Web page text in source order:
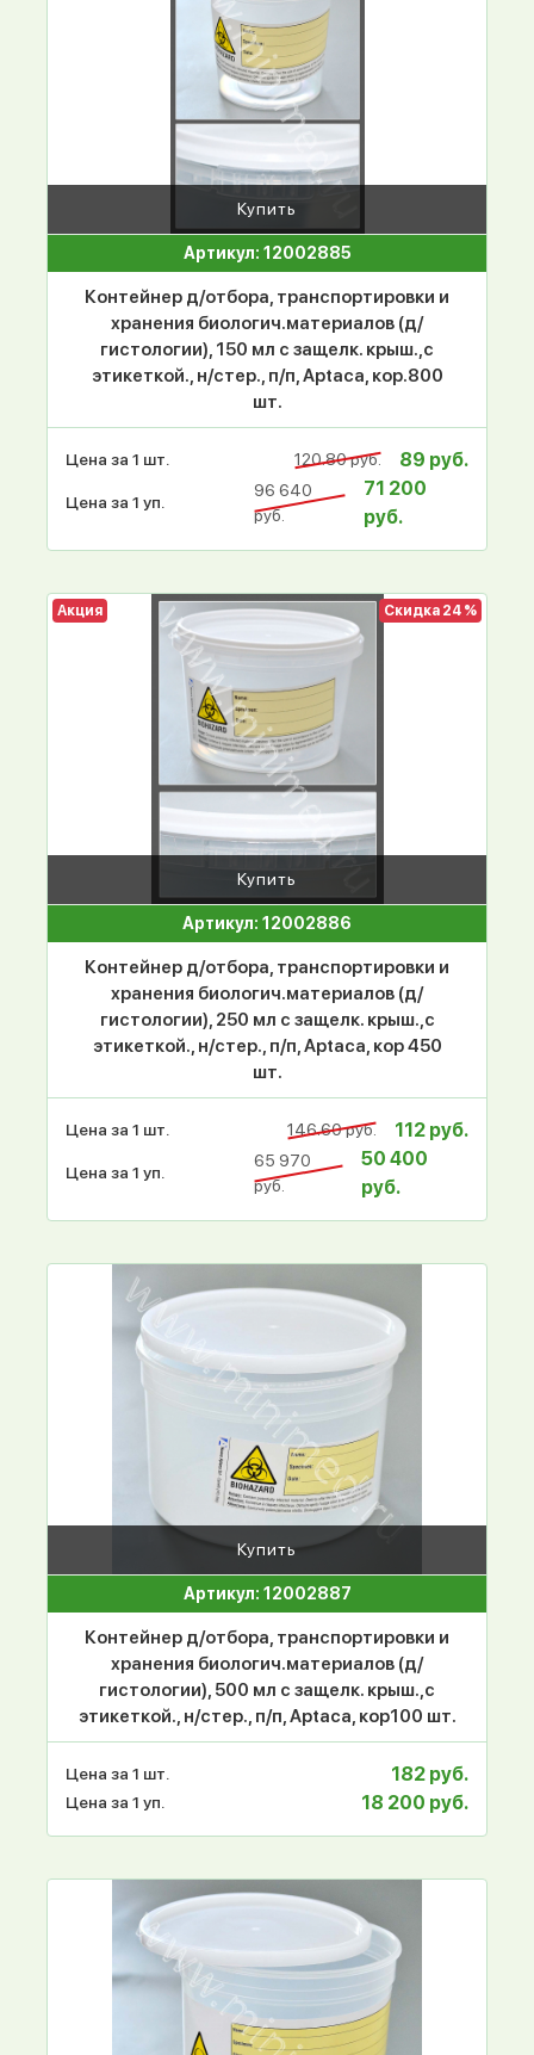
Купить
Артикул: 12002885
Контейнер д/отбора, транспортировки и
хранения биологич.материалов (д/
гистологии), 150 мл с защелк. крыш.,с
этикеткой., н/стер., п/п, Aptaca, кор.800
шт.
Цена за 1 шт. 120.80 руб. 89 руб.
Цена за 1 уп.
96 640
руб.
71 200
руб.
Акция Скидка 24 %
Купить
Артикул: 12002886
Контейнер д/отбора, транспортировки и
хранения биологич.материалов (д/
гистологии), 250 мл с защелк. крыш.,с
этикеткой., н/стер., п/п, Aptaca, кор 450
шт.
Цена за 1 шт. 146.60 руб. 112 руб.
Цена за 1 уп.
65 970
руб.
50 400
руб.
Купить
Артикул: 12002887
Контейнер д/отбора, транспортировки и
хранения биологич.материалов (д/
гистологии), 500 мл с защелк. крыш.,с
этикеткой., н/стер., п/п, Aptaca, кор100 шт.
Цена за 1 шт. 182 руб.
Цена за 1 уп. 18 200 руб.